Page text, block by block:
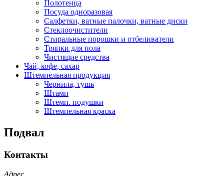
Полотенца
Посуда одноразовая
Салфетки, ватные палочки, ватные диски
Стеклоочистители
Стиральные порошки и отбеливатели
Тряпки для пола
Чистящие средства
Чай, кофе, сахар
Штемпельная продукция
Чернила, тушь
Штамп
Штемп. подушки
Штемпельная краска
Подвал
Контакты
Адрес